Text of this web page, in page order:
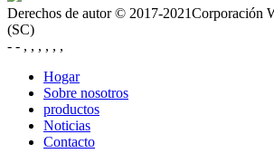
Derechos de autor © 2017-2021Corporación
(SC)
- - , , , , , ,
Hogar
Sobre nosotros
productos
Noticias
Contacto